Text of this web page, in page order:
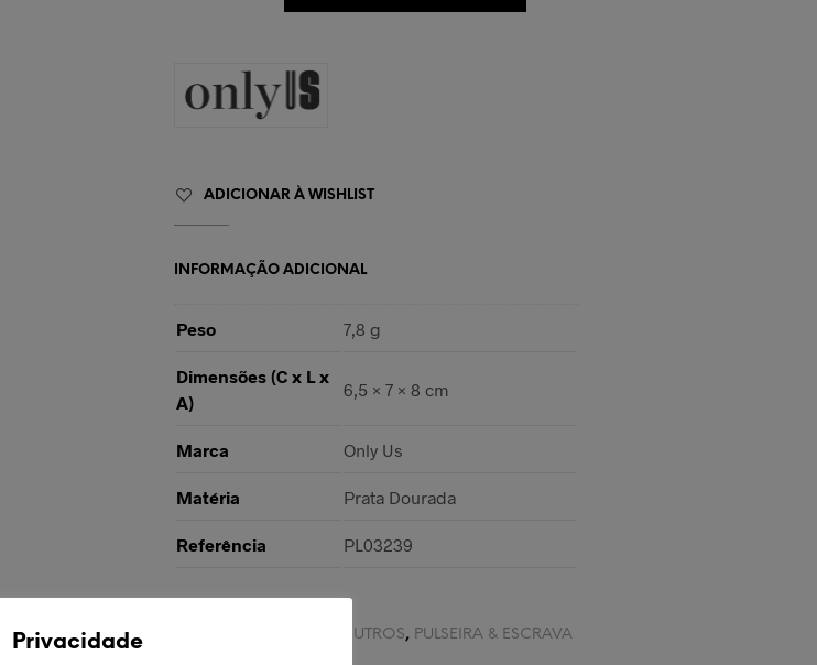
ADICIONAR À WISHLIST
INFORMAÇÃO ADICIONAL
Peso 7,8 g
Dimensões (C x L x
A)
6,5 × 7 × 8 cm
Marca Only Us
Matéria Prata Dourada
Referência PL03239
OUTROS, PULSEIRA & ESCRAVA
Privacidade